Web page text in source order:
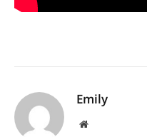
Emily
Website